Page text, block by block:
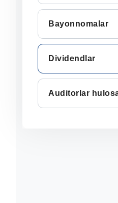
Bayonnomalar
Dividendlar
Auditorlar